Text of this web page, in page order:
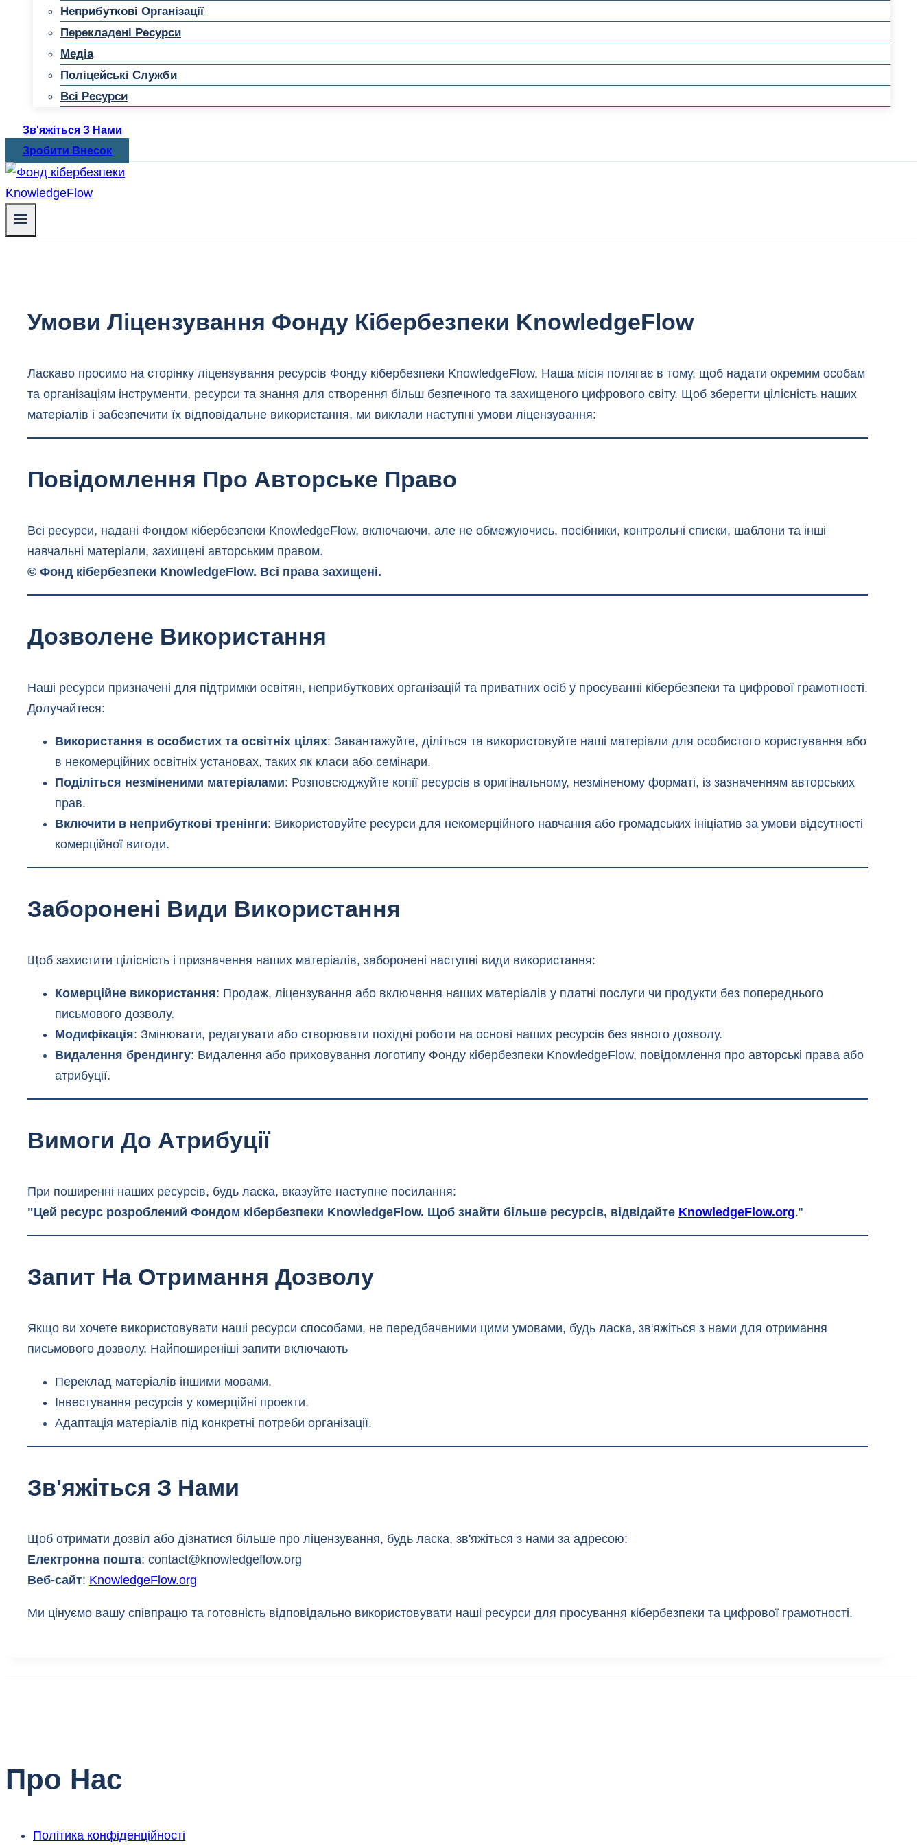
Неприбуткові Організації
Перекладені Ресурси
Медіа
Поліцейські Служби
Всі Ресурси
Зв'яжіться З Нами
Зробити Внесок
Умови Ліцензування Фонду Кібербезпеки KnowledgeFlow
Ласкаво просимо на сторінку ліцензування ресурсів Фонду кібербезпеки KnowledgeFlow. Наша місія полягає в тому, щоб надати окремим особам
та організаціям інструменти, ресурси та знання для створення більш безпечного та захищеного цифрового світу. Щоб зберегти цілісність наших
матеріалів і забезпечити їх відповідальне використання, ми виклали наступні умови ліцензування:
Повідомлення Про Авторське Право
Всі ресурси, надані Фондом кібербезпеки KnowledgeFlow, включаючи, але не обмежуючись, посібники, контрольні списки, шаблони та інші
навчальні матеріали, захищені авторським правом.
© Фонд кібербезпеки KnowledgeFlow. Всі права захищені.
Дозволене Використання
Наші ресурси призначені для підтримки освітян, неприбуткових організацій та приватних осіб у просуванні кібербезпеки та цифрової грамотності.
Долучайтеся:
Використання в особистих та освітніх цілях: Завантажуйте, діліться та використовуйте наші матеріали для особистого користування або
в некомерційних освітніх установах, таких як класи або семінари.
Поділіться незміненими матеріалами: Розповсюджуйте копії ресурсів в оригінальному, незміненому форматі, із зазначенням авторських
прав.
Включити в неприбуткові тренінги: Використовуйте ресурси для некомерційного навчання або громадських ініціатив за умови відсутності
комерційної вигоди.
Заборонені Види Використання
Щоб захистити цілісність і призначення наших матеріалів, заборонені наступні види використання:
Комерційне використання: Продаж, ліцензування або включення наших матеріалів у платні послуги чи продукти без попереднього
письмового дозволу.
Модифікація: Змінювати, редагувати або створювати похідні роботи на основі наших ресурсів без явного дозволу.
Видалення брендингу: Видалення або приховування логотипу Фонду кібербезпеки KnowledgeFlow, повідомлення про авторські права або
атрибуції.
Вимоги До Атрибуції
При поширенні наших ресурсів, будь ласка, вказуйте наступне посилання:
"Цей ресурс розроблений Фондом кібербезпеки KnowledgeFlow. Щоб знайти більше ресурсів, відвідайте KnowledgeFlow.org."
Запит На Отримання Дозволу
Якщо ви хочете використовувати наші ресурси способами, не передбаченими цими умовами, будь ласка, зв'яжіться з нами для отримання
письмового дозволу. Найпоширеніші запити включають
Переклад матеріалів іншими мовами.
Інвестування ресурсів у комерційні проекти.
Адаптація матеріалів під конкретні потреби організації.
Зв'яжіться З Нами
Щоб отримати дозвіл або дізнатися більше про ліцензування, будь ласка, зв'яжіться з нами за адресою:
Електронна пошта: contact@knowledgeflow.org
Веб-сайт: KnowledgeFlow.org
Ми цінуємо вашу співпрацю та готовність відповідально використовувати наші ресурси для просування кібербезпеки та цифрової грамотності.
Про Нас
Політика конфіденційності